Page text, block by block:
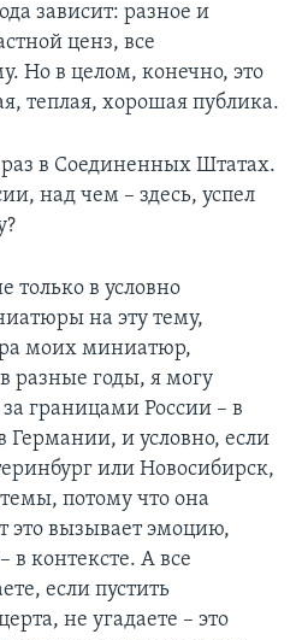
зависит: разное и
ценз, все
Но в целом, конечно, это
теплая, хорошая публика.
в Соединенных Штатах.
над чем – здесь, успел
только в условно
на эту тему,
моих миниатюр,
разные годы, я могу
границами России – в
Германии, и условно, если
или Новосибирск,
потому что она
это вызывает эмоцию,
в контексте. А все
если пустить
не угадаете – это